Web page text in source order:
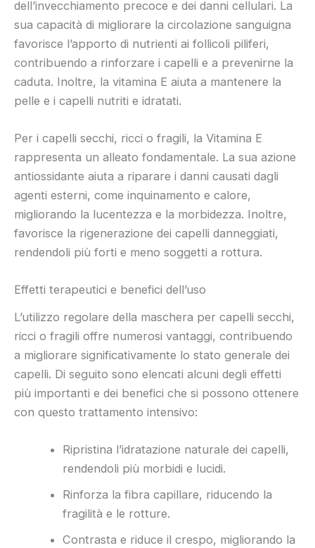
dell’invecchiamento precoce e dei danni cellulari. La
sua capacità di migliorare la circolazione sanguigna
favorisce l’apporto di nutrienti ai follicoli piliferi,
contribuendo a rinforzare i capelli e a prevenirne la
caduta. Inoltre, la vitamina E aiuta a mantenere la
pelle e i capelli nutriti e idratati.
Per i capelli secchi, ricci o fragili, la Vitamina E
rappresenta un alleato fondamentale. La sua azione
antiossidante aiuta a riparare i danni causati dagli
agenti esterni, come inquinamento e calore,
migliorando la lucentezza e la morbidezza. Inoltre,
favorisce la rigenerazione dei capelli danneggiati,
rendendoli più forti e meno soggetti a rottura.
Effetti terapeutici e benefici dell’uso
L’utilizzo regolare della maschera per capelli secchi,
ricci o fragili offre numerosi vantaggi, contribuendo
a migliorare significativamente lo stato generale dei
capelli. Di seguito sono elencati alcuni degli effetti
più importanti e dei benefici che si possono ottenere
con questo trattamento intensivo:
Ripristina l’idratazione naturale dei capelli,
rendendoli più morbidi e lucidi.
Rinforza la fibra capillare, riducendo la
fragilità e le rotture.
Contrasta e riduce il crespo, migliorando la